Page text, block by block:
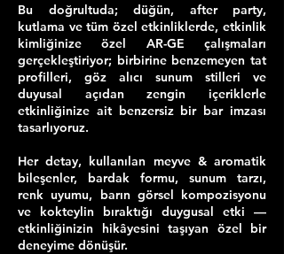
Bu doğrultuda; düğün, after party,
kutlama ve tüm özel etkinliklerde, etkinlik
kimliğinize özel AR-GE çalışmaları
gerçekleştiriyor; birbirine benzemeyen tat
profilleri, göz alıcı sunum stilleri ve
duyusal açıdan zengin içeriklerle
etkinliğinize ait benzersiz bir bar imzası
tasarlıyoruz.
Her detay, kullanılan meyve & aromatik
bileşenler, bardak formu, sunum tarzı,
renk uyumu, barın görsel kompozisyonu
ve kokteylin bıraktığı duygusal etki —
etkinliğinizin hikâyesini taşıyan özel bir
deneyime dönüşür.